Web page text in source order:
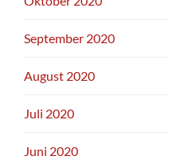
September 2020
August 2020
Juli 2020
Juni 2020